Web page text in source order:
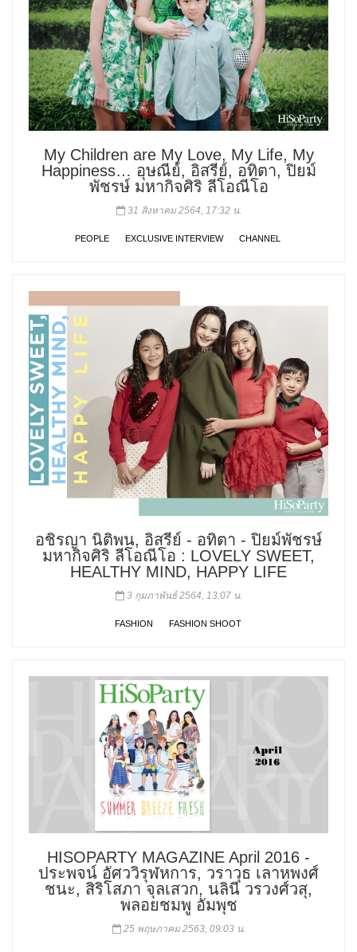
My Children are My Love, My Life, My
Happiness… อุษณีย์, อิสรีย์, อทิตา, ปิยม์
พัชรษ์ มหากิจศิริ ลีโอณีโอ
31 สิงหาคม 2564, 17:32 น.
PEOPLE EXCLUSIVE INTERVIEW CHANNEL
อชิรญา นิติพน, อิสรีย์ - อทิตา - ปิยม์พัชรษ์
มหากิจศิริ ลีโอณีโอ : LOVELY SWEET,
HEALTHY MIND, HAPPY LIFE
3 กุมภาพันธ์ 2564, 13:07 น.
FASHION FASHION SHOOT
HISOPARTY MAGAZINE April 2016 -
ประพจน์ อัศววิรุฬหการ, วราวุธ เลาหพงศ์
ชนะ, สิริโสภา จุลเสวก, นลินี วรวงศ์วสุ,
พลอยชมพู อัมพุช
25 พฤษภาคม 2563, 09:03 น.